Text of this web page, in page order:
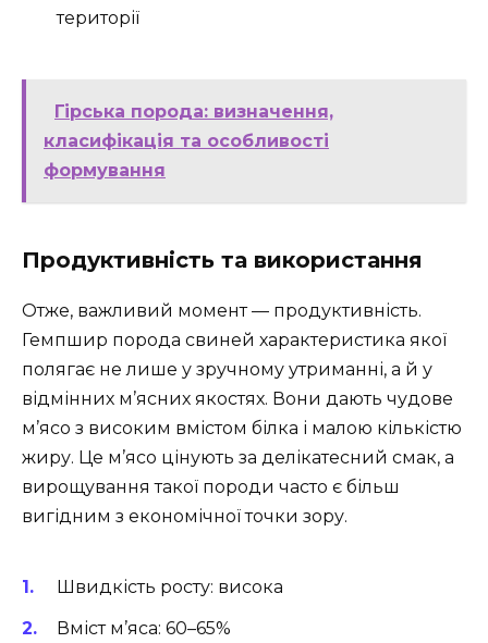
території
Гірська порода: визначення,
класифікація та особливості
формування
Продуктивність та використання
Отже, важливий момент — продуктивність.
Гемпшир порода свиней характеристика якої
полягає не лише у зручному утриманні, а й у
відмінних м’ясних якостях. Вони дають чудове
м’ясо з високим вмістом білка і малою кількістю
жиру. Це м’ясо цінують за делікатесний смак, а
вирощування такої породи часто є більш
вигідним з економічної точки зору.
Швидкість росту: висока
Вміст м’яса: 60–65%